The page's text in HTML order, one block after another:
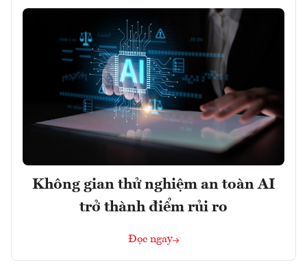
Không gian thử nghiệm an toàn AI
trở thành điểm rủi ro
Đọc ngay